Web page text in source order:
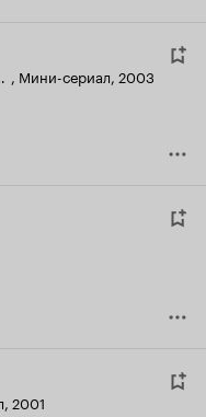
Passion , Мини-сериал, 2003
2001